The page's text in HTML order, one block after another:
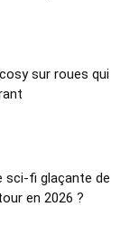
sur roues qui
sci-fi glaçante de
en 2026 ?